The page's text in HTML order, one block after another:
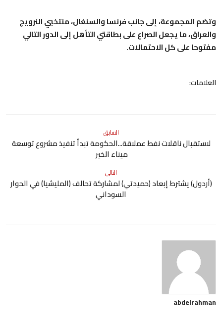
وتضم المجموعة، إلى جانب فرنسا والسنغال، منتخبي النرويج
والعراق، ما يجعل الصراع على بطاقتي التأهل إلى الدور التالي
مفتوحا على كل الاحتمالات.
العلامات:
السابق
لاستقبال ناقلات نفط عملاقة...الحكومة تبدأ تنفيذ مشروع توسعة
ميناء الخير
التالي
(أردول) يشترط إبعاد (حميدتي) لمشاركة تحالف (المليشيا) في الحوار
السوداني
abdelrahman